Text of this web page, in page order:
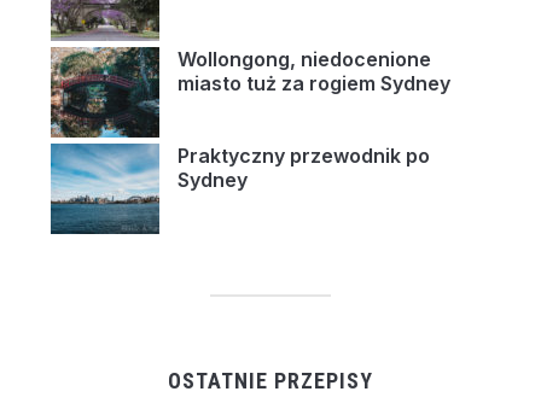
Wollongong, niedocenione
miasto tuż za rogiem Sydney
Praktyczny przewodnik po
Sydney
OSTATNIE PRZEPISY